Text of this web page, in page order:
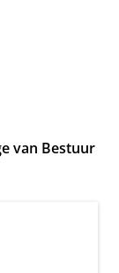
van Bestuur